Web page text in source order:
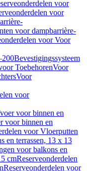
voor
voor
voor dampbarrière-
voor Voor
Bevestigingssysteem
ToebehorenVoor
Voor
voor
voor binnen en
voor binnen en
voor Vloerputten
en terrassen, 13 x 13
voor balkons en
cmReserveonderdelen
Reserveonderdelen voor